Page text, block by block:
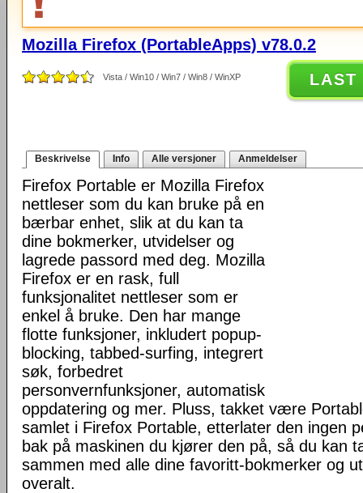
Mozilla Firefox (PortableApps) v78.0.2
Vista / Win10 / Win7 / Win8 / WinXP LAST
Beskrivelse Info Alle versjoner Anmeldelser
Firefox Portable er Mozilla Firefox
nettleser som du kan bruke på en
bærbar enhet, slik at du kan ta
dine bokmerker, utvidelser og
lagrede passord med deg. Mozilla
Firefox er en rask, full
funksjonalitet nettleser som er
enkel å bruke. Den har mange
flotte funksjoner, inkludert popup-
blocking, tabbed-surfing, integrert
søk, forbedret
personvernfunksjoner, automatisk
oppdatering og mer. Pluss, takket være
samlet i Firefox Portable, etterlater den ingen
bak på maskinen du kjører den på, så du kan
sammen med alle dine favoritt-bokmerker og
overalt.